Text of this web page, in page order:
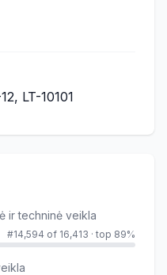
LT-10101
ir techninė veikla
#14,594 of 16,413 · top 89%